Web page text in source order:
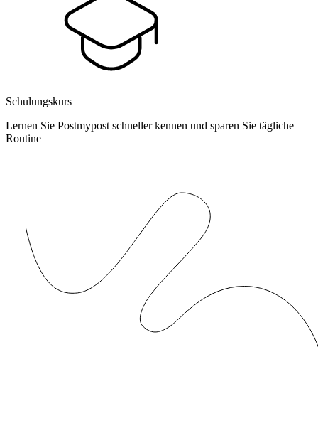
Schulungskurs
Lernen Sie Postmypost schneller kennen und sparen Sie tägliche
Routine